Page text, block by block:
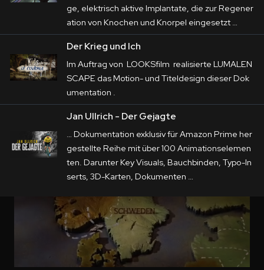
Suche
ge, elektrisch aktive Implantate, die zur Regener
ation von Knochen und Knorpel eingesetzt …
Der Krieg und Ich
Im Auftrag von LOOKSfilm realisierte LUMALEN
SCAPE das Motion- und Titeldesign dieser Dok
umentation .
Jan Ullrich - Der Gejagte
… Dokumentation exklusiv für Amazon Prime her
gestellte Reihe mit über 100Animationselemen
ten. Darunter Key Visuals, Bauchbinden, Typo-In
serts,3D-Karten, Dokumenten …